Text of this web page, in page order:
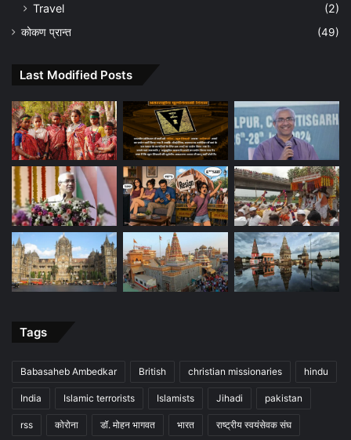
Travel
(2)
कोकण प्रान्त (49)
Last Modified Posts
Tags
Babasaheb Ambedkar British christian missionaries hindu
India Islamic terrorists Islamists Jihadi pakistan
rss कोरोना डॉ. मोहन भागवत भारत राष्ट्रीय स्वयंसेवक संघ